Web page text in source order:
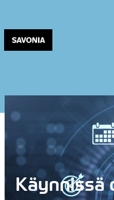
Käynnissä